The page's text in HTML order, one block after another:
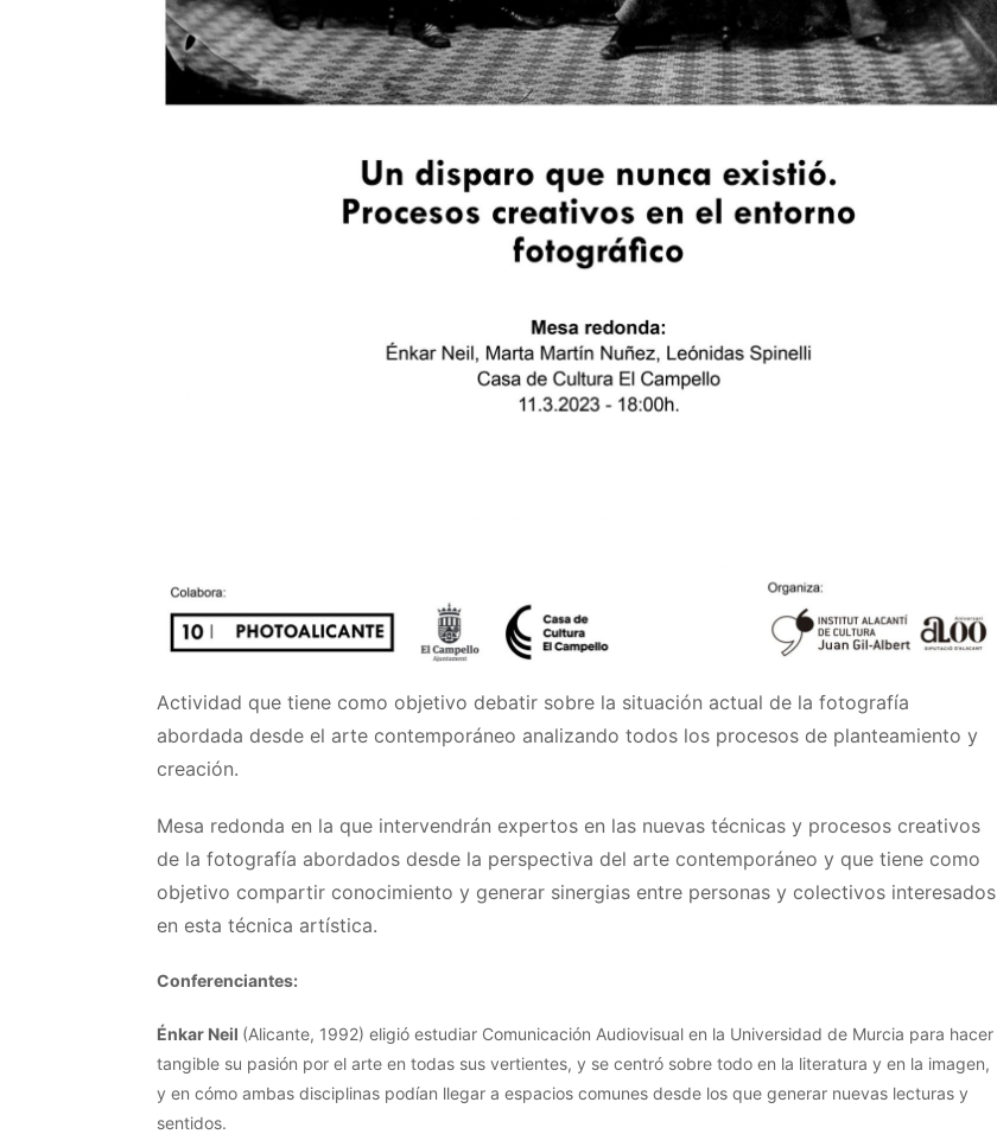
Actividad que tiene como objetivo debatir sobre la situación actual de la fotografía
abordada desde el arte contemporáneo analizando todos los procesos de planteamiento y
creación.
Mesa redonda en la que intervendrán expertos en las nuevas técnicas y procesos creativos
de la fotografía abordados desde la perspectiva del arte contemporáneo y que tiene como
objetivo compartir conocimiento y generar sinergias entre personas y colectivos interesados
en esta técnica artística.
Conferenciantes:
Énkar Neil (Alicante, 1992) eligió estudiar Comunicación Audiovisual en la Universidad de Murcia para hacer
tangible su pasión por el arte en todas sus vertientes, y se centró sobre todo en la literatura y en la imagen,
y en cómo ambas disciplinas podían llegar a espacios comunes desde los que generar nuevas lecturas y
sentidos.